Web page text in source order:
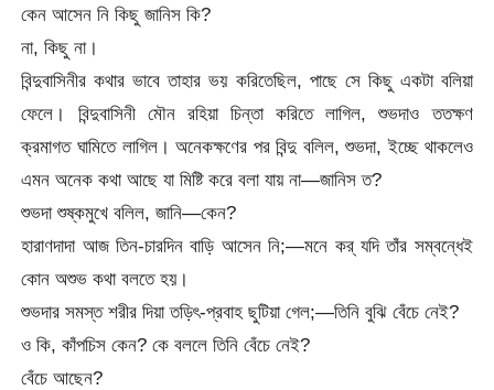
কেন আসেন নি কিছু জানিস কি?
না, কিছু না।
বিন্দুবাসিনীর কথার ভাবে তাহার ভয় করিতেছিল, পাছে সে কিছু একটা বলিয়া
ফেলে। বিন্দুবাসিনী মৌন রহিয়া চিন্তা করিতে লাগিল, শুভদাও ততক্ষণ
ক্রমাগত ঘামিতে লাগিল। অনেকক্ষণের পর বিন্দু বলিল, শুভদা, ইচ্ছে থাকলেও
এমন অনেক কথা আছে যা মিষ্টি করে বলা যায় না—জানিস ত?
শুভদা শুষ্কমুখে বলিল, জানি—কেন?
হারাণদাদা আজ তিন-চারদিন বাড়ি আসেন নি;—মনে কর্‌ যদি তাঁর সম্বন্ধেই
কোন অশুভ কথা বলতে হয়।
শুভদার সমস্ত শরীর দিয়া তড়িৎ-প্রবাহ ছুটিয়া গেল;—তিনি বুঝি বেঁচে নেই?
ও কি, কাঁপচিস কেন? কে বললে তিনি বেঁচে নেই?
বেঁচে আছেন?